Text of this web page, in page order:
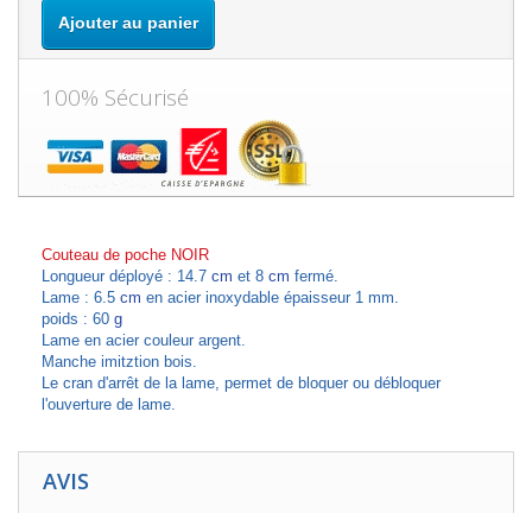
Ajouter au panier
100% Sécurisé
Couteau de poche NOIR
Longueur déployé : 14.7 cm et 8 cm fermé.
Lame : 6.5 cm en acier inoxydable épaisseur 1 mm.
poids : 60 g
Lame en acier couleur argent.
Manche imitztion bois.
Le cran d'arrêt de la lame, permet de bloquer ou débloquer
l'ouverture de lame.
AVIS